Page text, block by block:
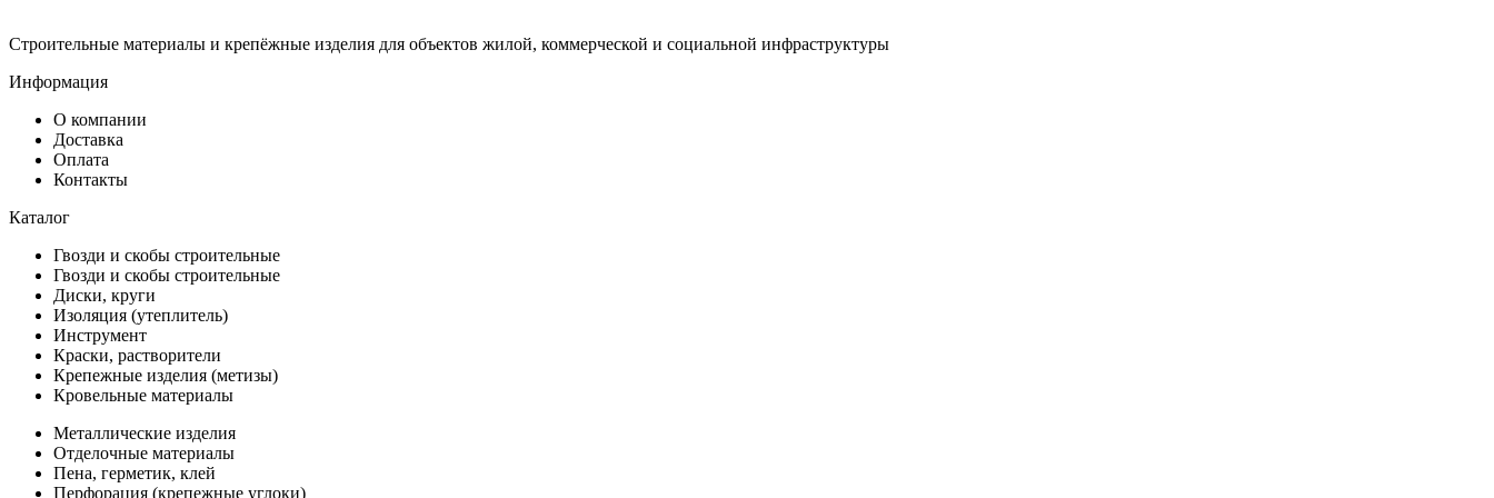
Строительные материалы и крепёжные изделия для объектов жилой, коммерческой и социальной инфраструктуры
Информация
О компании
Доставка
Оплата
Контакты
Каталог
Гвозди и скобы строительные
Гвозди и скобы строительные
Диски, круги
Изоляция (утеплитель)
Инструмент
Краски, растворители
Крепежные изделия (метизы)
Кровельные материалы
Металлические изделия
Отделочные материалы
Пена, герметик, клей
Перфорация (крепежные углоки)